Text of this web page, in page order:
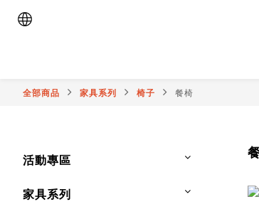
全部商品 家具系列 椅子 餐椅
活動專區
家具系列